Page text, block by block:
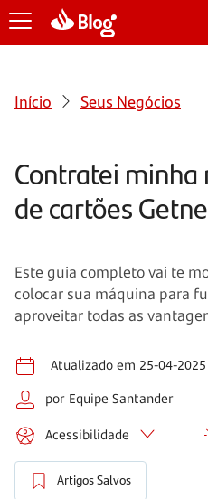
Início Seus Negócios
Contratei
de cartões
Este guia completo vai te
colocar sua máquina para
aproveitar todas as
Atualizado em 25-04-2025
por Equipe Santander
Acessibilidade
Artigos Salvos